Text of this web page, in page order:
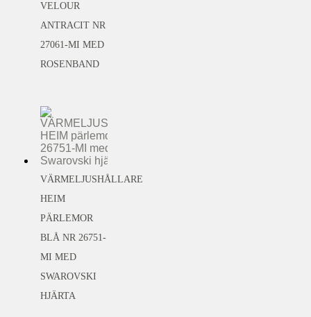
VELOUR
ANTRACIT NR
27061-MI MED
ROSENBAND
VÄRMELJUSHÅLLARE
HEIM
PÄRLEMOR
BLÅ NR 26751-
MI MED
SWAROVSKI
HJÄRTA